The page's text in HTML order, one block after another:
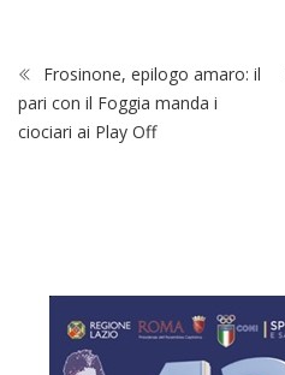
Frosinone, epilogo amaro: il
pari con il Foggia manda i
ciociari ai Play Off